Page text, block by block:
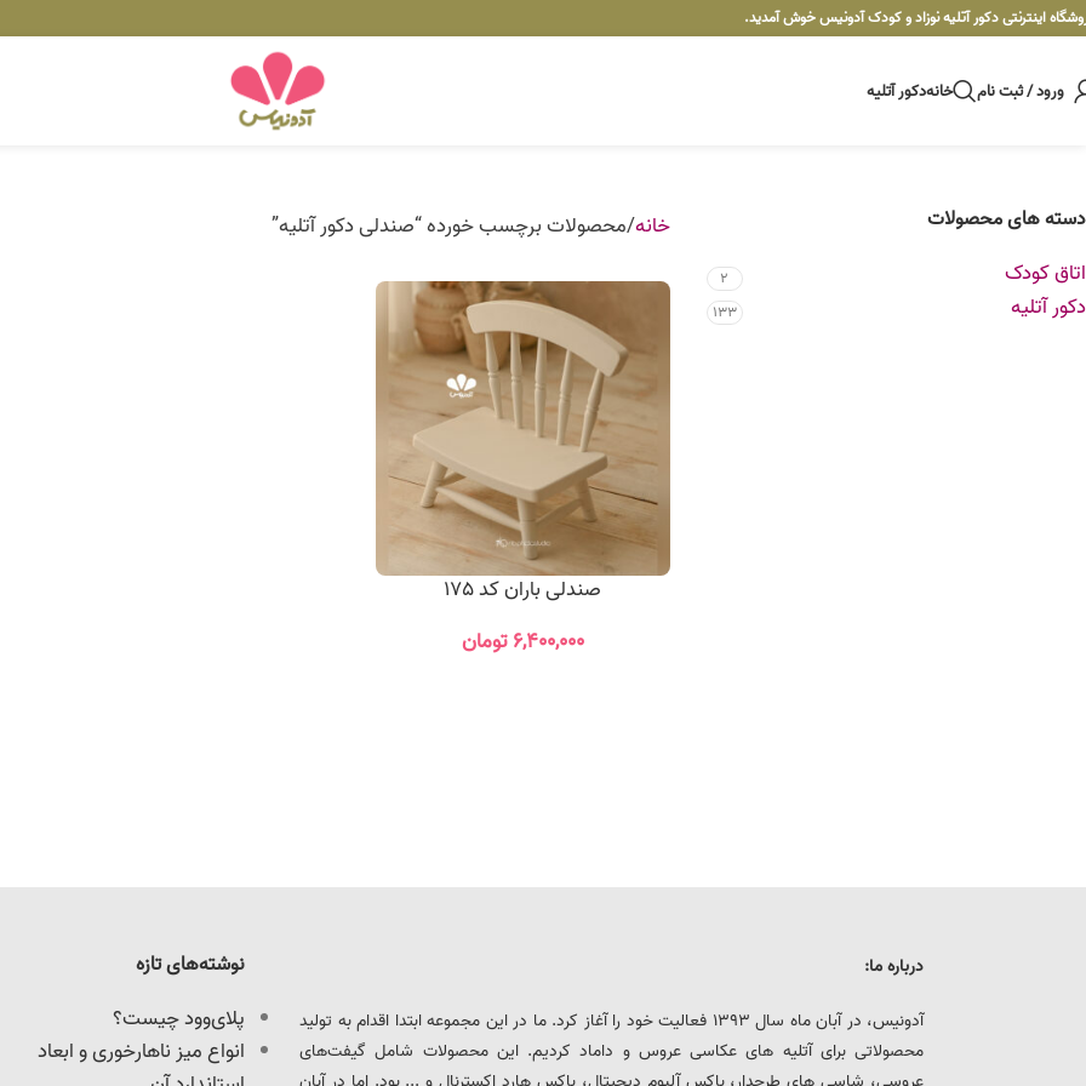
اینترنتی دکور آتلیه نوزاد و کودک آدونیس خوش آمدید.
ورود / ثبت نام خانهدکور آتلیه
دسته های محصولات
اتاق کودک 2
دکور آتلیه 133
خانه محصولات برچسب خورده “صندلی دکور آتلیه”
صندلی باران کد 175
۶,۴۰۰,۰۰۰تومان
نوشته‌های تازه
پلای‌وود چیست؟
انواع میز ناهارخوری و ابعاد
درباره ما:
آدونیس، در آبان ماه سال 1393 فعالیت خود را آغاز کرد. ما در این مجموعه ابتدا اقدام به تولید
محصولاتی برای آتلیه های عکاسی عروس و داماد کردیم. این محصولات شامل گیفت‌های